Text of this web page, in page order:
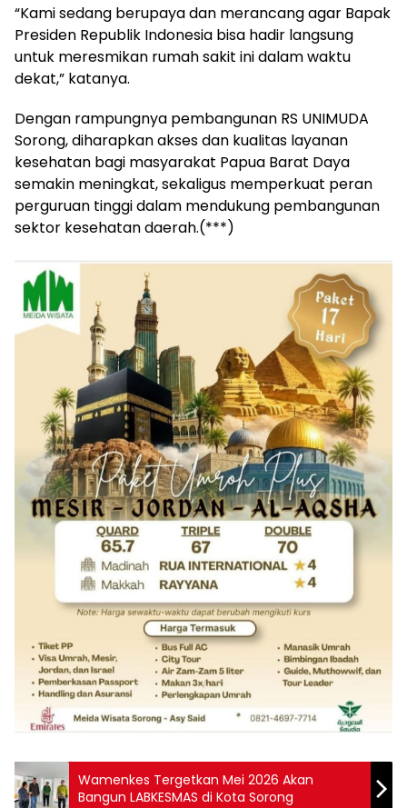
“Kami sedang berupaya dan merancang agar Bapak
Presiden Republik Indonesia bisa hadir langsung
untuk meresmikan rumah sakit ini dalam waktu
dekat,” katanya.
Dengan rampungnya pembangunan RS UNIMUDA
Sorong, diharapkan akses dan kualitas layanan
kesehatan bagi masyarakat Papua Barat Daya
semakin meningkat, sekaligus memperkuat peran
perguruan tinggi dalam mendukung pembangunan
sektor kesehatan daerah.(***)
Wamenkes Tergetkan Mei 2026 Akan
Bangun LABKESMAS di Kota Sorong